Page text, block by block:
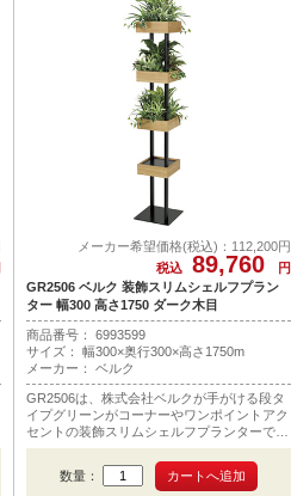
メーカー希望価格(税込)：112,200円
税込
89,760
円
GR2506 ベルク 装飾スリムシェルフプラン
ター 幅300 高さ1750 ダーク木目
商品番号： 6993599
サイズ： 幅300×奥行300×高さ1750m
メーカー： ベルク
GR2506は、株式会社ベルクが手がける段タ
イプグリーンがコーナーやワンポイントアク
セントの装飾スリムシェルフプランターで色
はダーク木目です。
数量：